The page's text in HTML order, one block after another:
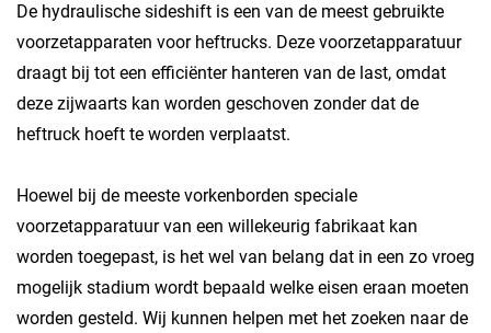
De hydraulische sideshift is een van de meest gebruikte
voorzetapparaten voor heftrucks. Deze voorzetapparatuur
draagt bij tot een efficiënter hanteren van de last, omdat
deze zijwaarts kan worden geschoven zonder dat de
heftruck hoeft te worden verplaatst.
Hoewel bij de meeste vorkenborden speciale
voorzetapparatuur van een willekeurig fabrikaat kan
worden toegepast, is het wel van belang dat in een zo vroeg
mogelijk stadium wordt bepaald welke eisen eraan moeten
worden gesteld. Wij kunnen helpen met het zoeken naar de